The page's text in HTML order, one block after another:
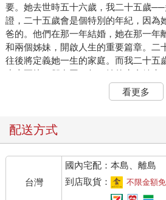
要。她去世時五十六歲，我二十五歲
證，二十五歲會是個特別的年紀，因為
爸的。他們在那一年結婚，她在那一年
和兩個姊妹，開啟人生的重要篇章。二
往後將定義她一生的家庭。而我二十五
步上正軌，卻在同一年，她的生命結束
記不住媽媽過世的日期有時候讓我很愧
期，儘管從照片上看來，那數字被我
的訃聞，好讓自己刻意去感受那些我始
我爸爸對「日期」這種東西倒是特別執
日、節日、週年紀念日，他心中的某種
看更多
配送方式
台灣
國內宅配：本島、離島
到店取貨：
不限金額